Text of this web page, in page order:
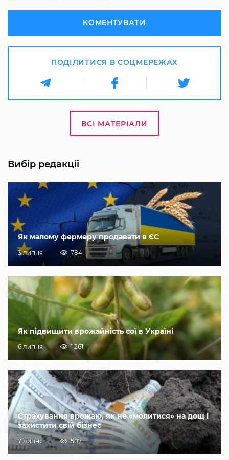
КОМЕНТУВАТИ
ПОДІЛИТИСЯ В СОЦМЕРЕЖАХ
ВСІ МАТЕРІАЛИ
Вибір редакції
Як малому фермеру продавати в ЄС
3 липня 784
Як підвищити врожайність сої в Україні
6 липня 1 261
Страхування врожаю, як не «молитися» на дощ і
захистити свій бізнес
7 липня 507